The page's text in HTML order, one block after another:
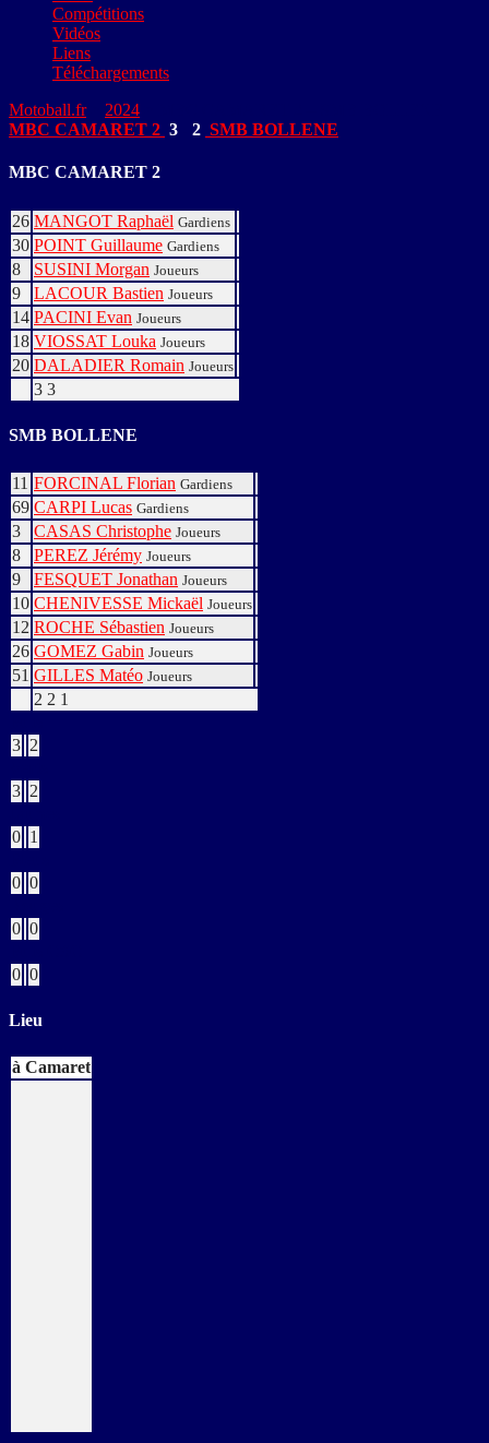
Compétitions
Vidéos
Liens
Téléchargements
Motoball.fr> 2024
MBC CAMARET 2 3 2 SMB BOLLENE
MBC CAMARET 2
26 MANGOT Raphaël Gardiens
30 POINT Guillaume Gardiens
8 SUSINI Morgan Joueurs
9 LACOUR Bastien Joueurs
14 PACINI Evan Joueurs
18 VIOSSAT Louka Joueurs
20 DALADIER Romain Joueurs
3 3
SMB BOLLENE
11 FORCINAL Florian Gardiens
69 CARPI Lucas Gardiens
3 CASAS Christophe Joueurs
8 PEREZ Jérémy Joueurs
9 FESQUET Jonathan Joueurs
10 CHENIVESSE Mickaël Joueurs
12 ROCHE Sébastien Joueurs
26 GOMEZ Gabin Joueurs
51 GILLES Matéo Joueurs
2 2 1
3 2
3 2
0 1
0 0
0 0
0 0
Lieu
à Camaret